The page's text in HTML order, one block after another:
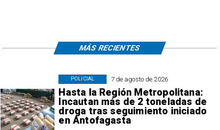
7 de agosto de 2026
Hasta la Región Metropolitana:
Incautan más de 2 toneladas de
droga tras seguimiento iniciado
en Antofagasta
POLICIAL
MÁS RECIENTES